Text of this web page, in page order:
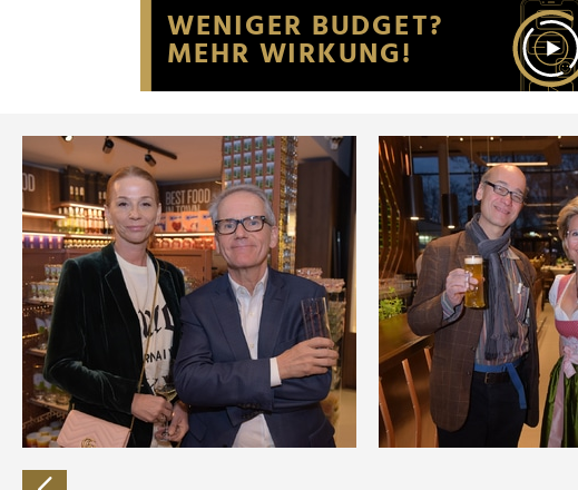
Website an unsere Partner für soziale
möglicherweise mit weiteren Daten
der Dienste gesammelt haben.